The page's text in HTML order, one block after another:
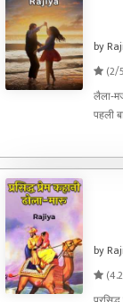
by
(2/
लैला-
पहली
था।
by